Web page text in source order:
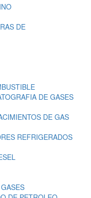
DE
DE GASES
DE GAS
REFRIGERADOS